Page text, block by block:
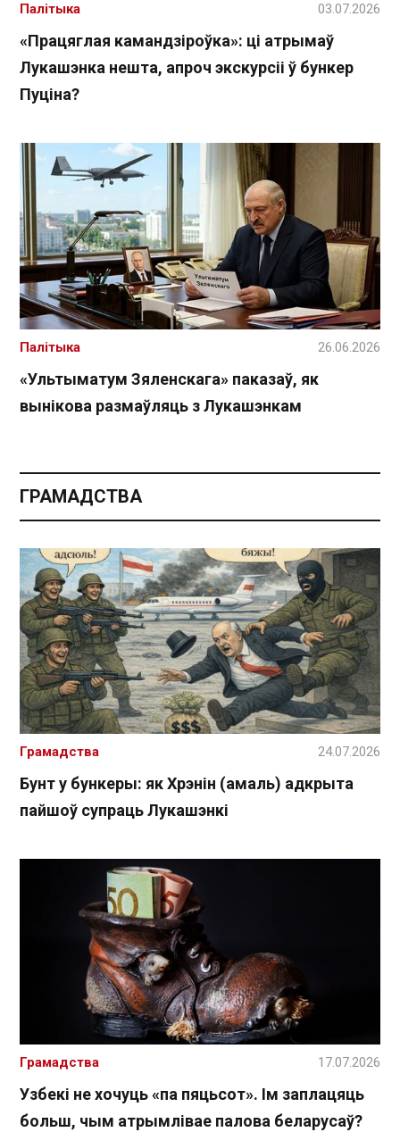
«Працяглая камандзіроўка»: ці атрымаў
Лукашэнка нешта, апроч экскурсіі ў бункер
Пуціна?
Палітыка 03.07.2026
«Ультыматум Зяленскага» паказаў, як
вынікова размаўляць з Лукашэнкам
Палітыка 26.06.2026
ГРАМАДСТВА
Бунт у бункеры: як Хрэнін (амаль) адкрыта
пайшоў супраць Лукашэнкі
Грамадства 24.07.2026
Узбекі не хочуць «па пяцьсот». Ім заплацяць
больш, чым атрымлівае палова беларусаў?
Грамадства 17.07.2026